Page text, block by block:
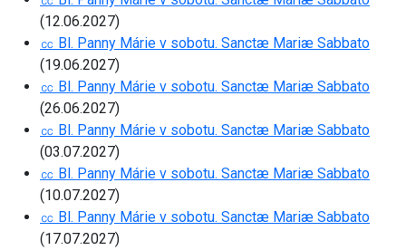
(12.06.2027)
㏄ Bl. Panny Márie v sobotu. Sanctæ Mariæ Sabbato
(19.06.2027)
㏄ Bl. Panny Márie v sobotu. Sanctæ Mariæ Sabbato
(26.06.2027)
㏄ Bl. Panny Márie v sobotu. Sanctæ Mariæ Sabbato
(03.07.2027)
㏄ Bl. Panny Márie v sobotu. Sanctæ Mariæ Sabbato
(10.07.2027)
㏄ Bl. Panny Márie v sobotu. Sanctæ Mariæ Sabbato
(17.07.2027)